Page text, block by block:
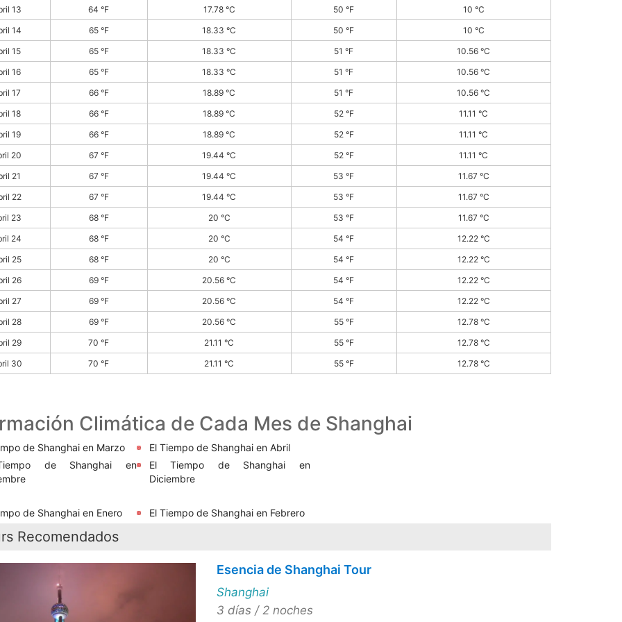
13 64 °F 17.78 °C 50 °F
10 °C
14
65 °F 18.33 °C 50 °F
10 °C
15
65 °F 18.33 °C 51 °F
10.56 °C
16
65 °F 18.33 °C 51 °F
10.56 °C
17
66 °F 18.89 °C 51 °F
10.56 °C
18
66 °F 18.89 °C 52 °F
11.11 °C
19
66 °F 18.89 °C 52 °F
11.11 °C
20
67 °F 19.44 °C 52 °F
11.11 °C
21
67 °F 19.44 °C 53 °F
11.67 °C
22
67 °F 19.44 °C 53 °F
11.67 °C
23
68 °F 20 °C 53 °F
11.67 °C
24
68 °F 20 °C 54 °F
12.22 °C
25
68 °F 20 °C 54 °F
12.22 °C
26
69 °F 20.56 °C 54 °F
12.22 °C
27
69 °F 20.56 °C 54 °F
12.22 °C
28
69 °F 20.56 °C 55 °F
12.78 °C
29
70 °F 21.11 °C 55 °F
12.78 °C
30
70 °F 21.11 °C 55 °F 12.78 °C
Climática de Cada Mes de Shanghai
de Shanghai en Marzo
El Tiempo de Shanghai en Abril
de Shanghai en
El Tiempo de Shanghai en
Diciembre
de Shanghai en Enero El Tiempo de Shanghai en Febrero
Recomendados
Esencia de Shanghai Tour
Shanghai
3 días / 2 noches